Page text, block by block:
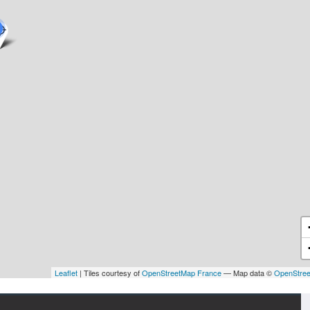
Leaflet| Tiles courtesy ofOpenStreetMap France— Map data ©